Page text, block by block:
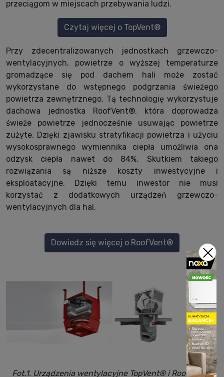
przeciągom w miejscach przebywania ludzi.
Czytaj więcej o TopVent®
Przy zdecentralizowanych jednostkach grzewczo-
wentylacyjnych, powietrze o wyższej temperaturze
gromadzące się pod dachem hali może zostać
wykorzystane do wstępnego podgrzania świeżego
powietrza zewnętrznego. Tą technologię wykorzystuje
dachowa jednostka RoofVent®, która doprowadza
świeże powietrze jednocześnie usuwając powietrze
zużyte. Dzięki zjawisku stratyfikacji powietrza i użyciu
wysokosprawnego wymiennika ciepła umożliwia ona
odzysk ciepła nawet do 84%. Skutkiem takiego
rozwiązania są niższe koszty inwestycyjne i
eksploatacyjne. Dzięki temu inwestor nie musi
korzystać z dodatkowych urządzeń grzewczo-
wentylacyjnych dla hal.
Dowiedz się więcej o RoofVent®
Fot.1. Urządzenia wentylacyjne TopVent® i RoofVent®